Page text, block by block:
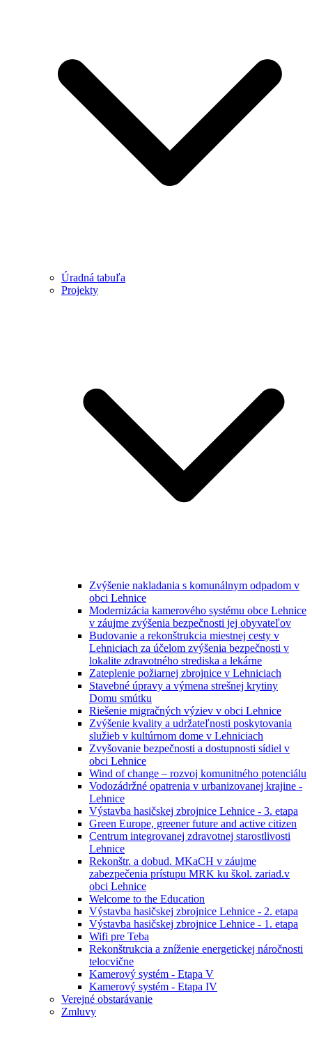
Úradná tabuľa
Projekty
Zvýšenie nakladania s komunálnym odpadom v
obci Lehnice
Modernizácia kamerového systému obce Lehnice
v záujme zvýšenia bezpečnosti jej obyvateľov
Budovanie a rekonštrukcia miestnej cesty v
Lehniciach za účelom zvýšenia bezpečnosti v
lokalite zdravotného strediska a lekárne
Zateplenie požiarnej zbrojnice v Lehniciach
Stavebné úpravy a výmena strešnej krytiny
Domu smútku
Riešenie migračných výziev v obci Lehnice
Zvýšenie kvality a udržateľnosti poskytovania
služieb v kultúrnom dome v Lehniciach
Zvyšovanie bezpečnosti a dostupnosti sídiel v
obci Lehnice
Wind of change – rozvoj komunitného potenciálu
Vodozádržné opatrenia v urbanizovanej krajine -
Lehnice
Výstavba hasičskej zbrojnice Lehnice - 3. etapa
Green Europe, greener future and active citizen
Centrum integrovanej zdravotnej starostlivosti
Lehnice
Rekonštr. a dobud. MKaCH v záujme
zabezpečenia prístupu MRK ku škol. zariad.v
obci Lehnice
Welcome to the Education
Výstavba hasičskej zbrojnice Lehnice - 2. etapa
Výstavba hasičskej zbrojnice Lehnice - 1. etapa
Wifi pre Teba
Rekonštrukcia a zníženie energetickej náročnosti
telocvične
Kamerový systém - Etapa V
Kamerový systém - Etapa IV
Verejné obstarávanie
Zmluvy